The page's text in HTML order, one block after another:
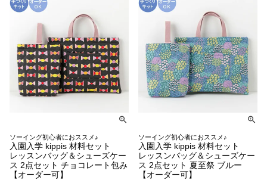
ソーイング初心者におススメ♪
入園入学 kippis 材料セット
レッスンバッグ＆シューズケー
ス 2点セット チョコレート包み
【オーダー可】
ソーイング初心者におススメ♪
入園入学 kippis 材料セット
レッスンバッグ＆シューズケー
ス 2点セット 夏至祭 ブルー
【オーダー可】